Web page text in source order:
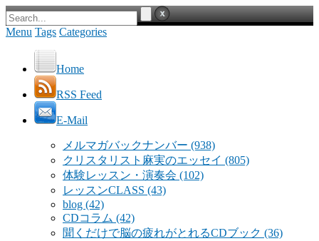
Menu Tags Categories
Home
RSS Feed
E-Mail
メルマガバックナンバー (938)
クリスタリスト麻実のエッセイ (805)
体験レッスン・演奏会 (102)
レッスンCLASS (43)
blog (42)
CDコラム (42)
聞くだけで脳の疲れがとれるCDブック (36)